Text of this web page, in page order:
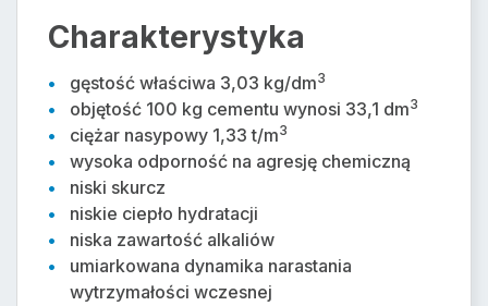
1_ważne od 1.01.17 do 11.04.21
Krajowa deklaracja zgodności_wyd. 3
ważne od 1.07.15 do 31.12.16
Wyniki badań CEM III A 42,5 N_marzec
2026.pdf
Wyniki badań CEM III A 42,5 N_kwiecień
2026.pdf
Charakterystyka
gęstość właściwa 3,03 kg/dm3
objętość 100 kg cementu wynosi 33,1 dm3
ciężar nasypowy 1,33 t/m3
wysoka odporność na agresję chemiczną
niski skurcz
niskie ciepło hydratacji
niska zawartość alkaliów
umiarkowana dynamika narastania
wytrzymałości wczesnej